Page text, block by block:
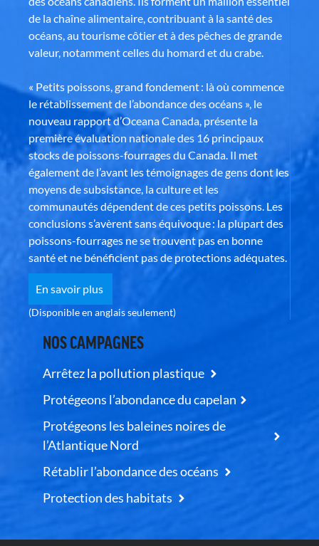
de la chaîne alimentaire, contribuant à la santé des
océans, au tourisme côtier et à des pêches de grande
valeur, notamment celles du homard et du crabe.
« Petits poissons, grand fondement : là où commence
le rétablissement de l’abondance des océans », le
nouveau rapport d’Oceana Canada, présente la
première évaluation nationale des 16 principaux
stocks de poissons-fourrages du Canada. Il met
également de l’avant les témoignages de gens dont les
moyens de subsistance, la culture et les
communautés dépendent de ces petits poissons. Les
conclusions s’avèrent sans équivoque : la plupart des
poissons-fourrages ne se trouvent pas en bonne
santé et ne bénéficient pas de protections adéquates.
En savoir plus
(Disponible en anglais seulement)
NOS CAMPAGNES
Arrêtez la pollution plastique
Protégeons l’abondance du capelan
Protégeons les baleines noires de
l’Atlantique Nord
Rétablir l’abondance des océans
Protection des habitats